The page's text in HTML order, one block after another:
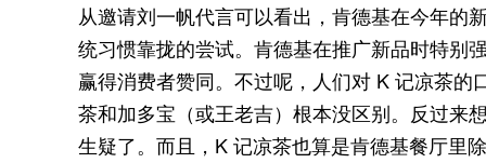
从邀请刘一帆代言可以看出，肯德基在今年的
统习惯靠拢的尝试。肯德基在推广新品时特别
赢得消费者赞同。不过呢，人们对 K 记凉茶
茶和加多宝（或王老吉）根本没区别。反过来
生疑了。而且，K 记凉茶也算是肯德基餐厅里